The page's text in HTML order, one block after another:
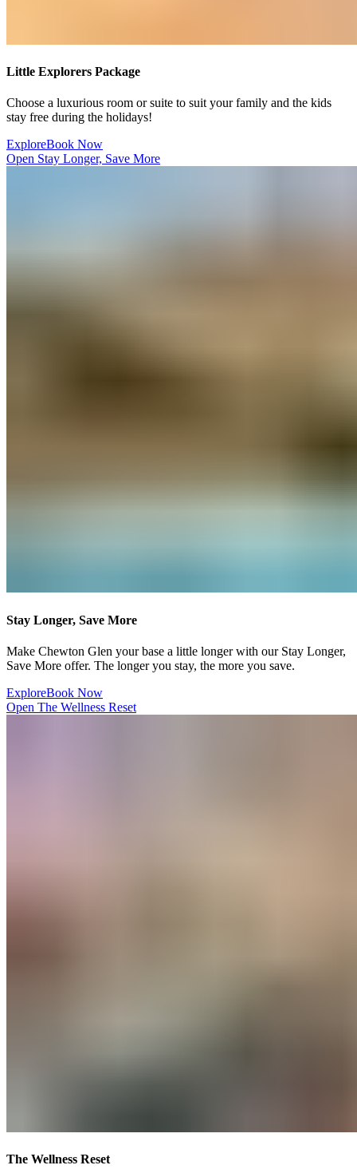
Little Explorers Package​​​​‌ ‍ ​‍​‍‌‍ ‌ ​‍‌‍‍‌‌‍‌ ‌‍‍‌‌‍ ‍​‍​‍​ ‍‍​‍​‍‌ ​ ‌‍​‌‌‍ ‍‌‍‍‌‌ ‌​‌ ‍‌​‍ ‍‌‍‍‌‌‍ ​‍​‍​‍ ​​‍​‍‌‍‍​‌ ​‍‌‍‌‌‌‍‌‍​‍​‍​ ‍‍​‍​‍‌‍‍​‌ ‌​‌ ‌​‌ ​​‌ ​ ​ ‍‍​‍ ​‍ ‌‍ ​​‍ ‌‌‍​‌‌‍ ‍‌‍‌​​‍ ‌‌ ​‍​‍ ‌‌‍‍​‌‍ ‌ ‌​‌‍‌‌‌‍ ​‌ ​ ​‍ ‌‌ ​ ‌ ‌​‌ ‌‌‌‍‌​‌‍‍‌‌‍ ​‍ ‍‌ ‌‍‌‍‌‌‌ ​‍‌‍​ ‌‍‌‌‌‍ ​​‍ ‍‌‍​‌‌ ​​‌ ​​​‍ ‌‍‍‌‌‍ ‍‌ ‌​‌‍‌‌‌‍ ‍‌ ‌​​‍ ‌‍‌‌‌‍‌​‌‍‍‌‌ ‌​​‍ ‌‍ ‌‌‍ ‌‍‌​‌‍‌‌​ ‌‌ ​​‌ ​‍‌‍‌‌‌ ​ ‌‍‌‌‌‍ ‍‌ ‌​‌‍​‌‌ ‌​‌‍‍‌‌‍ ‌‍ ‍​ ‍ ‌‍‍‌‌‍‌​​ ‌​ ‍‌​ ​‌​ ‌‍​ ‌‍​ ‍‌‌‍‌​‌‍​‌​ ​​​‍ ‌​ ‌‍‌‍​ ‌‍​ ‌‍​ ​‍ ‌​ ‌​​ ‍‌​ ‌​​ ‌‍​‍ ‌‌‍​‌​ ​‍​ ‌ ​ ‌​​‍ ‌‌‍​‌‌‍​ ‌‍​‍​ ‍‌‌‍​‍​ ​ ‌‍‌‌‌‍​ ​ ​ ‌‍‌​​ ‌ ‌‍​ ​ ‍ ‌ ‌​‌ ‍‌‌ ​​‌‍‌‌​ ‌‌‍‍​‌‍ ‌ ‌​‌‍‌‌‌‍ ​‌‌​ ‌‍‍‌‌ ‌​‌‍‌‌‌‌​​‌‍​‌‌‍‌ ‌‍‌‌​ ‍ ‌ ​​‌‍​‌‌ ‌​‌‍‍​​ ‌‌ ​​‌‍​‌‌‍‌ ‌‍‌‌‌​​‍‌ ‌‌‌‍‍‌‌‍ ​‌‍‌​‌‍‌‌‌ ​‍​‍‌‌​ ‌‌‌​​‍‌‌ ‌‍‍ ‌‍‌‌‌ ‍‌​‍‌‌​ ​ ‌​‌​​‍‌‌​ ​ ‌​‌​​‍‌‌​ ​‍​ ​‍​ ‍​​ ​ ​ ‍​​ ‌ ​ ‍​​ ​‌​ ‌‍‌‍​ ‌‍‌‌​ ‌​​ ​‍‌‍​‌​‍‌‌​ ​‍​ ​‍​‍‌‌​ ‌‌‌​‌​​‍ ‍‌‍​ ‌‍ ‌‍ ‍‌ ‌​‌‍‌‌‌‍ ‍‌ ‌​​‍‌‌​ ‌‌‌​​‍‌‌ ‌‍‍ ‌‍‌‌‌ ‍‌​‍‌‌​ ​ ‌​‌​​‍‌‌​ ​ ‌​‌​​‍‌‌​ ​‍​ ​‍‌‍‌‍​ ​‍‌‍‌‌​ ​​​ ​​​ ​​​ ‌​‌‍​‍​ ‍​​ ‍‌​ ‌‌​ ​ ​‍‌‌​ ​‍​ ​‍​‍‌‌​ ‌‌‌​‌​​‍ ‍‌ ‌​‌‍‍‌‌ ‌​‌‍ ​‌‍‌‌​ ‌‍​‍‌‍​‌‌ ​ ‌‍‌‌‌‌‌‌‌ ​‍‌‍ ​​ ‌‌‍‍​‌ ‌​‌ ‌​‌ ​​‌ ​ ​‍‌‌​ ​ ‌​​‌​‍‌‌​ ​‍‌​‌‍​‍‌‌​ ​‍‌​‌‍‌‍ ​​‍ ‌‌‍​‌‌‍ ‍‌‍‌​​‍ ‌‌ ​‍​‍ ‌‌‍‍​‌‍ ‌ ‌​‌‍‌‌‌‍ ​‌ ​ ​‍ ‌‌ ​ ‌ ‌​‌ ‌‌‌‍‌​‌‍‍‌‌‍ ​‍ ‍‌ ‌‍‌‍‌‌‌ ​‍‌‍​ ‌‍‌‌‌‍ ​​‍ ‍‌‍​‌‌ ​​‌ ​​​‍‌‍‌‍‍‌‌‍‌​​ ‌​ ‍‌​ ​‌​ ‌‍​ ‌‍​ ‍‌‌‍‌​‌‍​‌​ ​​​‍ ‌​ ‌‍‌‍​ ‌‍​ ‌‍​ ​‍ ‌​ ‌​​ ‍‌​ ‌​​ ‌‍​‍ ‌‌‍​‌​ ​‍​ ‌ ​ ‌​​‍ ‌‌‍​‌‌‍​ ‌‍​‍​ ‍‌‌‍​‍​ ​ ‌‍‌‌‌‍​ ​ ​ ‌‍‌​​ ‌ ‌‍​ ​‍‌‍‌ ‌​‌ ‍‌‌ ​​‌‍‌‌​ ‌‌‍‍​‌‍ ‌ ‌​‌‍‌‌‌‍ ​‌‌​ ‌‍‍‌‌ ‌​‌‍‌‌‌‌​​‌‍​‌‌‍‌ ‌‍‌‌​‍‌‍‌ ​​‌‍​‌‌ ‌​‌‍‍​​ ‌‌ ​​‌‍​‌‌‍‌ ‌‍‌‌‌​​‍‌ ‌‌‌‍‍‌‌‍ ​‌‍‌​‌‍‌‌‌ ​‍​‍‌‌​ ‌‌‌​​‍‌‌ ‌‍‍ ‌‍‌‌‌ ‍‌​‍‌‌​ ​ ‌​‌​​‍‌‌​ ​ ‌​‌​​‍‌‌​ ​‍​ ​‍​ ‍​​ ​ ​ ‍​​ ‌ ​ ‍​​ ​‌​ ‌‍‌‍​ ‌‍‌‌​ ‌​​ ​‍‌‍​‌​‍‌‌​ ​‍​ ​‍​‍‌‌​ ‌‌‌​‌​​‍ ‍‌‍​ ‌‍ ‌‍ ‍‌ ‌​‌‍‌‌‌‍ ‍‌ ‌​​‍‌‌​ ‌‌‌​​‍‌‌ ‌‍‍ ‌‍‌‌‌ ‍‌​‍‌‌​ ​ ‌​‌​​‍‌‌​ ​ ‌​‌​​‍‌‌​ ​‍​ ​‍‌‍‌‍​ ​‍‌‍‌‌​ ​​​ ​​​ ​​​ ‌​‌‍​‍​ ‍​​ ‍‌​ ‌‌​ ​ ​‍‌‌​ ​‍​ ​‍​‍‌‌​ ‌‌‌​‌​​‍ ‍‌ ‌​‌‍‍‌‌ ‌​‌‍ ​‌‍‌‌​‍‌‍‌ ​​‌‍‌‌‌ ​‍‌ ​ ‌ ​​‌‍‌‌‌‍​ ‌ ‌​‌‍‍‌‌ ‌‍‌‍‌‌​ ‌‌ ​​‌ ‌‌‌‍​‍‌‍ ​‌‍‍‌‌ ​ ‌‍‍​‌‍‌‌‌‍‌​​‍​‍‌ ‌
Choose a luxurious room or suite to suit your family and the kids
stay free during the holidays!​​​​‌ ‍ ​‍​‍‌‍ ‌ ​‍‌‍‍‌‌‍‌ ‌‍‍‌‌‍ ‍​‍​‍​ ‍‍​‍​‍‌ ​ ‌‍​‌‌‍ ‍‌‍‍‌‌ ‌​‌ ‍‌​‍ ‍‌‍‍‌‌‍ ​‍​‍​‍ ​​‍​‍‌‍‍​‌ ​‍‌‍‌‌‌‍‌‍​‍​‍​ ‍‍​‍​‍‌‍‍​‌ ‌​‌ ‌​‌ ​​‌ ​ ​ ‍‍​‍ ​‍ ‌‍ ​​‍ ‌‌‍​‌‌‍ ‍‌‍‌​​‍ ‌‌ ​‍​‍ ‌‌‍‍​‌‍ ‌ ‌​‌‍‌‌‌‍ ​‌ ​ ​‍ ‌‌ ​ ‌ ‌​‌ ‌‌‌‍‌​‌‍‍‌‌‍ ​‍ ‍‌ ‌‍‌‍‌‌‌ ​‍‌‍​ ‌‍‌‌‌‍ ​​‍ ‍‌‍​‌‌ ​​‌ ​​​‍ ‌‍‍‌‌‍ ‍‌ ‌​‌‍‌‌‌‍ ‍‌ ‌​​‍ ‌‍‌‌‌‍‌​‌‍‍‌‌ ‌​​‍ ‌‍ ‌‌‍ ‌‍‌​‌‍‌‌​ ‌‌ ​​‌ ​‍‌‍‌‌‌ ​ ‌‍‌‌‌‍ ‍‌ ‌​‌‍​‌‌ ‌​‌‍‍‌‌‍ ‌‍ ‍​ ‍ ‌‍‍‌‌‍‌​​ ‌​ ‍‌​ ​‌​ ‌‍​ ‌‍​ ‍‌‌‍‌​‌‍​‌​ ​​​‍ ‌​ ‌‍‌‍​ ‌‍​ ‌‍​ ​‍ ‌​ ‌​​ ‍‌​ ‌​​ ‌‍​‍ ‌‌‍​‌​ ​‍​ ‌ ​ ‌​​‍ ‌‌‍​‌‌‍​ ‌‍​‍​ ‍‌‌‍​‍​ ​ ‌‍‌‌‌‍​ ​ ​ ‌‍‌​​ ‌ ‌‍​ ​ ‍ ‌ ‌​‌ ‍‌‌ ​​‌‍‌‌​ ‌‌‍‍​‌‍ ‌ ‌​‌‍‌‌‌‍ ​‌‌​ ‌‍‍‌‌ ‌​‌‍‌‌‌‌​​‌‍​‌‌‍‌ ‌‍‌‌​ ‍ ‌ ​​‌‍​‌‌ ‌​‌‍‍​​ ‌‌ ​​‌‍​‌‌‍‌ ‌‍‌‌‌​​‍‌ ‌‌‌‍‍‌‌‍ ​‌‍‌​‌‍‌‌‌ ​‍​‍‌‌​ ‌‌‌​​‍‌‌ ‌‍‍ ‌‍‌‌‌ ‍‌​‍‌‌​ ​ ‌​‌​​‍‌‌​ ​ ‌​‌​​‍‌‌​ ​‍​ ​‍​ ‍​​ ​ ​ ‍​​ ‌ ​ ‍​​ ​‌​ ‌‍‌‍​ ‌‍‌‌​ ‌​​ ​‍‌‍​‌​‍‌‌​ ​‍​ ​‍​‍‌‌​ ‌‌‌​‌​​‍ ‍‌‍​ ‌‍ ‌‍ ‍‌ ‌​‌‍‌‌‌‍ ‍‌ ‌​​‍‌‌​ ‌‌‌​​‍‌‌ ‌‍‍ ‌‍‌‌‌ ‍‌​‍‌‌​ ​ ‌​‌​​‍‌‌​ ​ ‌​‌​​‍‌‌​ ​‍​ ​‍‌‍‌‍​ ​‍‌‍‌‌​ ​​​ ​​​ ​​​ ‌​‌‍​‍​ ‍​​ ‍‌​ ‌‌​ ​ ​‍‌‌​ ​‍​ ​‍​‍‌‌​ ‌‌‌​‌​​‍ ‍‌‍‌‌‌ ‍​‌‍​ ‌‍‌‌‌ ​‍‌ ​​‌ ‌​​ ‌‍​‍‌‍​‌‌ ​ ‌‍‌‌‌‌‌‌‌ ​‍‌‍ ​​ ‌‌‍‍​‌ ‌​‌ ‌​‌ ​​‌ ​ ​‍‌‌​ ​ ‌​​‌​‍‌‌​ ​‍‌​‌‍​‍‌‌​ ​‍‌​‌‍‌‍ ​​‍ ‌‌‍​‌‌‍ ‍‌‍‌​​‍ ‌‌ ​‍​‍ ‌‌‍‍​‌‍ ‌ ‌​‌‍‌‌‌‍ ​‌ ​ ​‍ ‌‌ ​ ‌ ‌​‌ ‌‌‌‍‌​‌‍‍‌‌‍ ​‍ ‍‌ ‌‍‌‍‌‌‌ ​‍‌‍​ ‌‍‌‌‌‍ ​​‍ ‍‌‍​‌‌ ​​‌ ​​​‍‌‍‌‍‍‌‌‍‌​​ ‌​ ‍‌​ ​‌​ ‌‍​ ‌‍​ ‍‌‌‍‌​‌‍​‌​ ​​​‍ ‌​ ‌‍‌‍​ ‌‍​ ‌‍​ ​‍ ‌​ ‌​​ ‍‌​ ‌​​ ‌‍​‍ ‌‌‍​‌​ ​‍​ ‌ ​ ‌​​‍ ‌‌‍​‌‌‍​ ‌‍​‍​ ‍‌‌‍​‍​ ​ ‌‍‌‌‌‍​ ​ ​ ‌‍‌​​ ‌ ‌‍​ ​‍‌‍‌ ‌​‌ ‍‌‌ ​​‌‍‌‌​ ‌‌‍‍​‌‍ ‌ ‌​‌‍‌‌‌‍ ​‌‌​ ‌‍‍‌‌ ‌​‌‍‌‌‌‌​​‌‍​‌‌‍‌ ‌‍‌‌​‍‌‍‌ ​​‌‍​‌‌ ‌​‌‍‍​​ ‌‌ ​​‌‍​‌‌‍‌ ‌‍‌‌‌​​‍‌ ‌‌‌‍‍‌‌‍ ​‌‍‌​‌‍‌‌‌ ​‍​‍‌‌​ ‌‌‌​​‍‌‌ ‌‍‍ ‌‍‌‌‌ ‍‌​‍‌‌​ ​ ‌​‌​​‍‌‌​ ​ ‌​‌​​‍‌‌​ ​‍​ ​‍​ ‍​​ ​ ​ ‍​​ ‌ ​ ‍​​ ​‌​ ‌‍‌‍​ ‌‍‌‌​ ‌​​ ​‍‌‍​‌​‍‌‌​ ​‍​ ​‍​‍‌‌​ ‌‌‌​‌​​‍ ‍‌‍​ ‌‍ ‌‍ ‍‌ ‌​‌‍‌‌‌‍ ‍‌ ‌​​‍‌‌​ ‌‌‌​​‍‌‌ ‌‍‍ ‌‍‌‌‌ ‍‌​‍‌‌​ ​ ‌​‌​​‍‌‌​ ​ ‌​‌​​‍‌‌​ ​‍​ ​‍‌‍‌‍​ ​‍‌‍‌‌​ ​​​ ​​​ ​​​ ‌​‌‍​‍​ ‍​​ ‍‌​ ‌‌​ ​ ​‍‌‌​ ​‍​ ​‍​‍‌‌​ ‌‌‌​‌​​‍ ‍‌‍‌‌‌ ‍​‌‍​ ‌‍‌‌‌ ​‍‌ ​​‌ ‌​​‍‌‍‌ ​​‌‍‌‌‌ ​‍‌ ​ ‌ ​​‌‍‌‌‌‍​ ‌ ‌​‌‍‍‌‌ ‌‍‌‍‌‌​ ‌‌ ​​‌ ‌‌‌‍​‍‌‍ ​‌‍‍‌‌ ​ ‌‍‍​‌‍‌‌‌‍‌​​‍​‍‌ ‌
Explore​​​​‌ ‍ ​‍​‍‌‍ ‌ ​‍‌‍‍‌‌‍‌ ‌‍‍‌‌‍ ‍​‍​‍​ ‍‍​‍​‍‌ ​ ‌‍​‌‌‍ ‍‌‍‍‌‌ ‌​‌ ‍‌​‍ ‍‌‍‍‌‌‍ ​‍​‍​‍ ​​‍​‍‌‍‍​‌ ​‍‌‍‌‌‌‍‌‍​‍​‍​ ‍‍​‍​‍‌‍‍​‌ ‌​‌ ‌​‌ ​​‌ ​ ​ ‍‍​‍ ​‍ ‌‍ ​​‍ ‌‌‍​‌‌‍ ‍‌‍‌​​‍ ‌‌ ​‍​‍ ‌‌‍‍​‌‍ ‌ ‌​‌‍‌‌‌‍ ​‌ ​ ​‍ ‌‌ ​ ‌ ‌​‌ ‌‌‌‍‌​‌‍‍‌‌‍ ​‍ ‍‌ ‌‍‌‍‌‌‌ ​‍‌‍​ ‌‍‌‌‌‍ ​​‍ ‍‌‍​‌‌ ​​‌ ​​​‍ ‌‍‍‌‌‍ ‍‌ ‌​‌‍‌‌‌‍ ‍‌ ‌​​‍ ‌‍‌‌‌‍‌​‌‍‍‌‌ ‌​​‍ ‌‍ ‌‌‍ ‌‍‌​‌‍‌‌​ ‌‌ ​​‌ ​‍‌‍‌‌‌ ​ ‌‍‌‌‌‍ ‍‌ ‌​‌‍​‌‌ ‌​‌‍‍‌‌‍ ‌‍ ‍​ ‍ ‌‍‍‌‌‍‌​​ ‌​ ‍‌​ ​‌​ ‌‍​ ‌‍​ ‍‌‌‍‌​‌‍​‌​ ​​​‍ ‌​ ‌‍‌‍​ ‌‍​ ‌‍​ ​‍ ‌​ ‌​​ ‍‌​ ‌​​ ‌‍​‍ ‌‌‍​‌​ ​‍​ ‌ ​ ‌​​‍ ‌‌‍​‌‌‍​ ‌‍​‍​ ‍‌‌‍​‍​ ​ ‌‍‌‌‌‍​ ​ ​ ‌‍‌​​ ‌ ‌‍​ ​ ‍ ‌ ‌​‌ ‍‌‌ ​​‌‍‌‌​ ‌‌‍‍​‌‍ ‌ ‌​‌‍‌‌‌‍ ​‌‌​ ‌‍‍‌‌ ‌​‌‍‌‌‌‌​​‌‍​‌‌‍‌ ‌‍‌‌​ ‍ ‌ ​​‌‍​‌‌ ‌​‌‍‍​​ ‌‌ ​​‌‍​‌‌‍‌ ‌‍‌‌‌​​‍‌ ‌‌‌‍‍‌‌‍ ​‌‍‌​‌‍‌‌‌ ​‍​‍‌‌​ ‌‌‌​​‍‌‌ ‌‍‍ ‌‍‌‌‌ ‍‌​‍‌‌​ ​ ‌​‌​​‍‌‌​ ​ ‌​‌​​‍‌‌​ ​‍​ ​‍​ ‍​​ ​ ​ ‍​​ ‌ ​ ‍​​ ​‌​ ‌‍‌‍​ ‌‍‌‌​ ‌​​ ​‍‌‍​‌​‍‌‌​ ​‍​ ​‍​‍‌‌​ ‌‌‌​‌​​‍ ‍‌‍​ ‌‍ ‌‍ ‍‌ ‌​‌‍‌‌‌‍ ‍‌ ‌​​‍‌‌​ ‌‌‌​​‍‌‌ ‌‍‍ ‌‍‌‌‌ ‍‌​‍‌‌​ ​ ‌​‌​​‍‌‌​ ​ ‌​‌​​‍‌‌​ ​‍​ ​‍‌‍‌‍​ ​‍‌‍‌‌​ ​​​ ​​​ ​​​ ‌​‌‍​‍​ ‍​​ ‍‌​ ‌‌​ ​ ​‍‌‌​ ​‍​ ​‍​‍‌‌​ ‌‌‌​‌​​‍ ‍‌ ​​‌ ​‍‌‍‍‌‌‍ ‌‌‍​‌‌ ​‍‌ ‍‌‌​​ ‌ ‌​‌‍​‌​‍ ‍‌‍ ​‌‍​‌‌‍​‍‌‍‌‌‌‍ ​​ ‌‍​‍‌‍​‌‌ ​ ‌‍‌‌‌‌‌‌‌ ​‍‌‍ ​​ ‌‌‍‍​‌ ‌​‌ ‌​‌ ​​‌ ​ ​‍‌‌​ ​ ‌​​‌​‍‌‌​ ​‍‌​‌‍​‍‌‌​ ​‍‌​‌‍‌‍ ​​‍ ‌‌‍​‌‌‍ ‍‌‍‌​​‍ ‌‌ ​‍​‍ ‌‌‍‍​‌‍ ‌ ‌​‌‍‌‌‌‍ ​‌ ​ ​‍ ‌‌ ​ ‌ ‌​‌ ‌‌‌‍‌​‌‍‍‌‌‍ ​‍ ‍‌ ‌‍‌‍‌‌‌ ​‍‌‍​ ‌‍‌‌‌‍ ​​‍ ‍‌‍​‌‌ ​​‌ ​​​‍‌‍‌‍‍‌‌‍‌​​ ‌​ ‍‌​ ​‌​ ‌‍​ ‌‍​ ‍‌‌‍‌​‌‍​‌​ ​​​‍ ‌​ ‌‍‌‍​ ‌‍​ ‌‍​ ​‍ ‌​ ‌​​ ‍‌​ ‌​​ ‌‍​‍ ‌‌‍​‌​ ​‍​ ‌ ​ ‌​​‍ ‌‌‍​‌‌‍​ ‌‍​‍​ ‍‌‌‍​‍​ ​ ‌‍‌‌‌‍​ ​ ​ ‌‍‌​​ ‌ ‌‍​ ​‍‌‍‌ ‌​‌ ‍‌‌ ​​‌‍‌‌​ ‌‌‍‍​‌‍ ‌ ‌​‌‍‌‌‌‍ ​‌‌​ ‌‍‍‌‌ ‌​‌‍‌‌‌‌​​‌‍​‌‌‍‌ ‌‍‌‌​‍‌‍‌ ​​‌‍​‌‌ ‌​‌‍‍​​ ‌‌ ​​‌‍​‌‌‍‌ ‌‍‌‌‌​​‍‌ ‌‌‌‍‍‌‌‍ ​‌‍‌​‌‍‌‌‌ ​‍​‍‌‌​ ‌‌‌​​‍‌‌ ‌‍‍ ‌‍‌‌‌ ‍‌​‍‌‌​ ​ ‌​‌​​‍‌‌​ ​ ‌​‌​​‍‌‌​ ​‍​ ​‍​ ‍​​ ​ ​ ‍​​ ‌ ​ ‍​​ ​‌​ ‌‍‌‍​ ‌‍‌‌​ ‌​​ ​‍‌‍​‌​‍‌‌​ ​‍​ ​‍​‍‌‌​ ‌‌‌​‌​​‍ ‍‌‍​ ‌‍ ‌‍ ‍‌ ‌​‌‍‌‌‌‍ ‍‌ ‌​​‍‌‌​ ‌‌‌​​‍‌‌ ‌‍‍ ‌‍‌‌‌ ‍‌​‍‌‌​ ​ ‌​‌​​‍‌‌​ ​ ‌​‌​​‍‌‌​ ​‍​ ​‍‌‍‌‍​ ​‍‌‍‌‌​ ​​​ ​​​ ​​​ ‌​‌‍​‍​ ‍​​ ‍‌​ ‌‌​ ​ ​‍‌‌​ ​‍​ ​‍​‍‌‌​ ‌‌‌​‌​​‍ ‍‌ ​​‌ ​‍‌‍‍‌‌‍ ‌‌‍​‌‌ ​‍‌ ‍‌‌​​ ‌ ‌​‌‍​‌​‍ ‍‌‍ ​‌‍​‌‌‍​‍‌‍‌‌‌‍ ​​‍‌‍‌ ​​‌‍‌‌‌ ​‍‌ ​ ‌ ​​‌‍‌‌‌‍​ ‌ ‌​‌‍‍‌‌ ‌‍‌‍‌‌​ ‌‌ ​​‌ ‌‌‌‍​‍‌‍ ​‌‍‍‌‌ ​ ‌‍‍​‌‍‌‌‌‍‌​​‍​‍‌ ‌Book Now​​​​‌ ‍ ​‍​‍‌‍ ‌ ​‍‌‍‍‌‌‍‌ ‌‍‍‌‌‍ ‍​‍​‍​ ‍‍​‍​‍‌ ​ ‌‍​‌‌‍ ‍‌‍‍‌‌ ‌​‌ ‍‌​‍ ‍‌‍‍‌‌‍ ​‍​‍​‍ ​​‍​‍‌‍‍​‌ ​‍‌‍‌‌‌‍‌‍​‍​‍​ ‍‍​‍​‍‌‍‍​‌ ‌​‌ ‌​‌ ​​‌ ​ ​ ‍‍​‍ ​‍ ‌‍ ​​‍ ‌‌‍​‌‌‍ ‍‌‍‌​​‍ ‌‌ ​‍​‍ ‌‌‍‍​‌‍ ‌ ‌​‌‍‌‌‌‍ ​‌ ​ ​‍ ‌‌ ​ ‌ ‌​‌ ‌‌‌‍‌​‌‍‍‌‌‍ ​‍ ‍‌ ‌‍‌‍‌‌‌ ​‍‌‍​ ‌‍‌‌‌‍ ​​‍ ‍‌‍​‌‌ ​​‌ ​​​‍ ‌‍‍‌‌‍ ‍‌ ‌​‌‍‌‌‌‍ ‍‌ ‌​​‍ ‌‍‌‌‌‍‌​‌‍‍‌‌ ‌​​‍ ‌‍ ‌‌‍ ‌‍‌​‌‍‌‌​ ‌‌ ​​‌ ​‍‌‍‌‌‌ ​ ‌‍‌‌‌‍ ‍‌ ‌​‌‍​‌‌ ‌​‌‍‍‌‌‍ ‌‍ ‍​ ‍ ‌‍‍‌‌‍‌​​ ‌​ ‍‌​ ​‌​ ‌‍​ ‌‍​ ‍‌‌‍‌​‌‍​‌​ ​​​‍ ‌​ ‌‍‌‍​ ‌‍​ ‌‍​ ​‍ ‌​ ‌​​ ‍‌​ ‌​​ ‌‍​‍ ‌‌‍​‌​ ​‍​ ‌ ​ ‌​​‍ ‌‌‍​‌‌‍​ ‌‍​‍​ ‍‌‌‍​‍​ ​ ‌‍‌‌‌‍​ ​ ​ ‌‍‌​​ ‌ ‌‍​ ​ ‍ ‌ ‌​‌ ‍‌‌ ​​‌‍‌‌​ ‌‌‍‍​‌‍ ‌ ‌​‌‍‌‌‌‍ ​‌‌​ ‌‍‍‌‌ ‌​‌‍‌‌‌‌​​‌‍​‌‌‍‌ ‌‍‌‌​ ‍ ‌ ​​‌‍​‌‌ ‌​‌‍‍​​ ‌‌ ​​‌‍​‌‌‍‌ ‌‍‌‌‌​​‍‌ ‌‌‌‍‍‌‌‍ ​‌‍‌​‌‍‌‌‌ ​‍​‍‌‌​ ‌‌‌​​‍‌‌ ‌‍‍ ‌‍‌‌‌ ‍‌​‍‌‌​ ​ ‌​‌​​‍‌‌​ ​ ‌​‌​​‍‌‌​ ​‍​ ​‍​ ‍​​ ​ ​ ‍​​ ‌ ​ ‍​​ ​‌​ ‌‍‌‍​ ‌‍‌‌​ ‌​​ ​‍‌‍​‌​‍‌‌​ ​‍​ ​‍​‍‌‌​ ‌‌‌​‌​​‍ ‍‌‍​ ‌‍ ‌‍ ‍‌ ‌​‌‍‌‌‌‍ ‍‌ ‌​​‍‌‌​ ‌‌‌​​‍‌‌ ‌‍‍ ‌‍‌‌‌ ‍‌​‍‌‌​ ​ ‌​‌​​‍‌‌​ ​ ‌​‌​​‍‌‌​ ​‍​ ​‍‌‍‌‍​ ​‍‌‍‌‌​ ​​​ ​​​ ​​​ ‌​‌‍​‍​ ‍​​ ‍‌​ ‌‌​ ​ ​‍‌‌​ ​‍​ ​‍​‍‌‌​ ‌‌‌​‌​​‍ ‍‌ ​ ‌‍‌‌‌‍​ ‌‍ ‌‍ ‍‌‍‌​‌‍​‌‌ ​‍‌ ‍‌‌​​ ‌ ‌​‌‍​‌​‍ ‍‌‍ ​‌‍​‌‌‍​‍‌‍‌‌‌‍ ​​ ‌‍​‍‌‍​‌‌ ​ ‌‍‌‌‌‌‌‌‌ ​‍‌‍ ​​ ‌‌‍‍​‌ ‌​‌ ‌​‌ ​​‌ ​ ​‍‌‌​ ​ ‌​​‌​‍‌‌​ ​‍‌​‌‍​‍‌‌​ ​‍‌​‌‍‌‍ ​​‍ ‌‌‍​‌‌‍ ‍‌‍‌​​‍ ‌‌ ​‍​‍ ‌‌‍‍​‌‍ ‌ ‌​‌‍‌‌‌‍ ​‌ ​ ​‍ ‌‌ ​ ‌ ‌​‌ ‌‌‌‍‌​‌‍‍‌‌‍ ​‍ ‍‌ ‌‍‌‍‌‌‌ ​‍‌‍​ ‌‍‌‌‌‍ ​​‍ ‍‌‍​‌‌ ​​‌ ​​​‍‌‍‌‍‍‌‌‍‌​​ ‌​ ‍‌​ ​‌​ ‌‍​ ‌‍​ ‍‌‌‍‌​‌‍​‌​ ​​​‍ ‌​ ‌‍‌‍​ ‌‍​ ‌‍​ ​‍ ‌​ ‌​​ ‍‌​ ‌​​ ‌‍​‍ ‌‌‍​‌​ ​‍​ ‌ ​ ‌​​‍ ‌‌‍​‌‌‍​ ‌‍​‍​ ‍‌‌‍​‍​ ​ ‌‍‌‌‌‍​ ​ ​ ‌‍‌​​ ‌ ‌‍​ ​‍‌‍‌ ‌​‌ ‍‌‌ ​​‌‍‌‌​ ‌‌‍‍​‌‍ ‌ ‌​‌‍‌‌‌‍ ​‌‌​ ‌‍‍‌‌ ‌​‌‍‌‌‌‌​​‌‍​‌‌‍‌ ‌‍‌‌​‍‌‍‌ ​​‌‍​‌‌ ‌​‌‍‍​​ ‌‌ ​​‌‍​‌‌‍‌ ‌‍‌‌‌​​‍‌ ‌‌‌‍‍‌‌‍ ​‌‍‌​‌‍‌‌‌ ​‍​‍‌‌​ ‌‌‌​​‍‌‌ ‌‍‍ ‌‍‌‌‌ ‍‌​‍‌‌​ ​ ‌​‌​​‍‌‌​ ​ ‌​‌​​‍‌‌​ ​‍​ ​‍​ ‍​​ ​ ​ ‍​​ ‌ ​ ‍​​ ​‌​ ‌‍‌‍​ ‌‍‌‌​ ‌​​ ​‍‌‍​‌​‍‌‌​ ​‍​ ​‍​‍‌‌​ ‌‌‌​‌​​‍ ‍‌‍​ ‌‍ ‌‍ ‍‌ ‌​‌‍‌‌‌‍ ‍‌ ‌​​‍‌‌​ ‌‌‌​​‍‌‌ ‌‍‍ ‌‍‌‌‌ ‍‌​‍‌‌​ ​ ‌​‌​​‍‌‌​ ​ ‌​‌​​‍‌‌​ ​‍​ ​‍‌‍‌‍​ ​‍‌‍‌‌​ ​​​ ​​​ ​​​ ‌​‌‍​‍​ ‍​​ ‍‌​ ‌‌​ ​ ​‍‌‌​ ​‍​ ​‍​‍‌‌​ ‌‌‌​‌​​‍ ‍‌ ​ ‌‍‌‌‌‍​ ‌‍ ‌‍ ‍‌‍‌​‌‍​‌‌ ​‍‌ ‍‌‌​​ ‌ ‌​‌‍​‌​‍ ‍‌‍ ​‌‍​‌‌‍​‍‌‍‌‌‌‍ ​​‍‌‍‌ ​​‌‍‌‌‌ ​‍‌ ​ ‌ ​​‌‍‌‌‌‍​ ‌ ‌​‌‍‍‌‌ ‌‍‌‍‌‌​ ‌‌ ​​‌ ‌‌‌‍​‍‌‍ ​‌‍‍‌‌ ​ ‌‍‍​‌‍‌‌‌‍‌​​‍​‍‌ ‌
Open Stay Longer, Save More​​​​‌ ‍ ​‍​‍‌‍ ‌ ​‍‌‍‍‌‌‍‌ ‌‍‍‌‌‍ ‍​‍​‍​ ‍‍​‍​‍‌ ​ ‌‍​‌‌‍ ‍‌‍‍‌‌ ‌​‌ ‍‌​‍ ‍‌‍‍‌‌‍ ​‍​‍​‍ ​​‍​‍‌‍‍​‌ ​‍‌‍‌‌‌‍‌‍​‍​‍​ ‍‍​‍​‍‌‍‍​‌ ‌​‌ ‌​‌ ​​‌ ​ ​ ‍‍​‍ ​‍ ‌‍ ​​‍ ‌‌‍​‌‌‍ ‍‌‍‌​​‍ ‌‌ ​‍​‍ ‌‌‍‍​‌‍ ‌ ‌​‌‍‌‌‌‍ ​‌ ​ ​‍ ‌‌ ​ ‌ ‌​‌ ‌‌‌‍‌​‌‍‍‌‌‍ ​‍ ‍‌ ‌‍‌‍‌‌‌ ​‍‌‍​ ‌‍‌‌‌‍ ​​‍ ‍‌‍​‌‌ ​​‌ ​​​‍ ‌‍‍‌‌‍ ‍‌ ‌​‌‍‌‌‌‍ ‍‌ ‌​​‍ ‌‍‌‌‌‍‌​‌‍‍‌‌ ‌​​‍ ‌‍ ‌‌‍ ‌‍‌​‌‍‌‌​ ‌‌ ​​‌ ​‍‌‍‌‌‌ ​ ‌‍‌‌‌‍ ‍‌ ‌​‌‍​‌‌ ‌​‌‍‍‌‌‍ ‌‍ ‍​ ‍ ‌‍‍‌‌‍‌​​ ‌​ ‍‌​ ​‌​ ‌‍​ ‌‍​ ‍‌‌‍‌​‌‍​‌​ ​​​‍ ‌​ ‌‍‌‍​ ‌‍​ ‌‍​ ​‍ ‌​ ‌​​ ‍‌​ ‌​​ ‌‍​‍ ‌‌‍​‌​ ​‍​ ‌ ​ ‌​​‍ ‌‌‍​‌‌‍​ ‌‍​‍​ ‍‌‌‍​‍​ ​ ‌‍‌‌‌‍​ ​ ​ ‌‍‌​​ ‌ ‌‍​ ​ ‍ ‌ ‌​‌ ‍‌‌ ​​‌‍‌‌​ ‌‌‍‍​‌‍ ‌ ‌​‌‍‌‌‌‍ ​‌‌​ ‌‍‍‌‌ ‌​‌‍‌‌‌‌​​‌‍​‌‌‍‌ ‌‍‌‌​ ‍ ‌ ​​‌‍​‌‌ ‌​‌‍‍​​ ‌‌ ​​‌‍​‌‌‍‌ ‌‍‌‌‌​​‍‌ ‌‌‌‍‍‌‌‍ ​‌‍‌​‌‍‌‌‌ ​‍​‍‌‌​ ‌‌‌​​‍‌‌ ‌‍‍ ‌‍‌‌‌ ‍‌​‍‌‌​ ​ ‌​‌​​‍‌‌​ ​ ‌​‌​​‍‌‌​ ​‍​ ​‍​ ‍​​ ​ ​ ‍​​ ‌ ​ ‍​​ ​‌​ ‌‍‌‍​ ‌‍‌‌​ ‌​​ ​‍‌‍​‌​‍‌‌​ ​‍​ ​‍​‍‌‌​ ‌‌‌​‌​​‍ ‍‌‍​ ‌‍ ‌‍ ‍‌ ‌​‌‍‌‌‌‍ ‍‌ ‌​​‍‌‌​ ‌‌‌​​‍‌‌ ‌‍‍ ‌‍‌‌‌ ‍‌​‍‌‌​ ​ ‌​‌​​‍‌‌​ ​ ‌​‌​​‍‌‌​ ​‍​ ​‍‌‍‌‍​ ‌ ​ ‌‍‌‍​ ​ ‍​‌‍‌‌‌‍‌​​ ‌​​ ​ ​ ‌​​ ‍‌​ ‍​​‍‌‌​ ​‍​ ​‍​‍‌‌​ ‌‌‌​‌​​‍ ‍‌ ‌​‌‍‍‌‌ ‌​‌‍ ​‌‍‌‌​ ‌‍​‍‌‍​‌‌ ​ ‌‍‌‌‌‌‌‌‌ ​‍‌‍ ​​ ‌‌‍‍​‌ ‌​‌ ‌​‌ ​​‌ ​ ​‍‌‌​ ​ ‌​​‌​‍‌‌​ ​‍‌​‌‍​‍‌‌​ ​‍‌​‌‍‌‍ ​​‍ ‌‌‍​‌‌‍ ‍‌‍‌​​‍ ‌‌ ​‍​‍ ‌‌‍‍​‌‍ ‌ ‌​‌‍‌‌‌‍ ​‌ ​ ​‍ ‌‌ ​ ‌ ‌​‌ ‌‌‌‍‌​‌‍‍‌‌‍ ​‍ ‍‌ ‌‍‌‍‌‌‌ ​‍‌‍​ ‌‍‌‌‌‍ ​​‍ ‍‌‍​‌‌ ​​‌ ​​​‍‌‍‌‍‍‌‌‍‌​​ ‌​ ‍‌​ ​‌​ ‌‍​ ‌‍​ ‍‌‌‍‌​‌‍​‌​ ​​​‍ ‌​ ‌‍‌‍​ ‌‍​ ‌‍​ ​‍ ‌​ ‌​​ ‍‌​ ‌​​ ‌‍​‍ ‌‌‍​‌​ ​‍​ ‌ ​ ‌​​‍ ‌‌‍​‌‌‍​ ‌‍​‍​ ‍‌‌‍​‍​ ​ ‌‍‌‌‌‍​ ​ ​ ‌‍‌​​ ‌ ‌‍​ ​‍‌‍‌ ‌​‌ ‍‌‌ ​​‌‍‌‌​ ‌‌‍‍​‌‍ ‌ ‌​‌‍‌‌‌‍ ​‌‌​ ‌‍‍‌‌ ‌​‌‍‌‌‌‌​​‌‍​‌‌‍‌ ‌‍‌‌​‍‌‍‌ ​​‌‍​‌‌ ‌​‌‍‍​​ ‌‌ ​​‌‍​‌‌‍‌ ‌‍‌‌‌​​‍‌ ‌‌‌‍‍‌‌‍ ​‌‍‌​‌‍‌‌‌ ​‍​‍‌‌​ ‌‌‌​​‍‌‌ ‌‍‍ ‌‍‌‌‌ ‍‌​‍‌‌​ ​ ‌​‌​​‍‌‌​ ​ ‌​‌​​‍‌‌​ ​‍​ ​‍​ ‍​​ ​ ​ ‍​​ ‌ ​ ‍​​ ​‌​ ‌‍‌‍​ ‌‍‌‌​ ‌​​ ​‍‌‍​‌​‍‌‌​ ​‍​ ​‍​‍‌‌​ ‌‌‌​‌​​‍ ‍‌‍​ ‌‍ ‌‍ ‍‌ ‌​‌‍‌‌‌‍ ‍‌ ‌​​‍‌‌​ ‌‌‌​​‍‌‌ ‌‍‍ ‌‍‌‌‌ ‍‌​‍‌‌​ ​ ‌​‌​​‍‌‌​ ​ ‌​‌​​‍‌‌​ ​‍​ ​‍‌‍‌‍​ ‌ ​ ‌‍‌‍​ ​ ‍​‌‍‌‌‌‍‌​​ ‌​​ ​ ​ ‌​​ ‍‌​ ‍​​‍‌‌​ ​‍​ ​‍​‍‌‌​ ‌‌‌​‌​​‍ ‍‌ ‌​‌‍‍‌‌ ‌​‌‍ ​‌‍‌‌​‍‌‍‌ ​​‌‍‌‌‌ ​‍‌ ​ ‌ ​​‌‍‌‌‌‍​ ‌ ‌​‌‍‍‌‌ ‌‍‌‍‌‌​ ‌‌ ​​‌ ‌‌‌‍​‍‌‍ ​‌‍‍‌‌ ​ ‌‍‍​‌‍‌‌‌‍‌​​‍​‍‌ ‌
Stay Longer, Save More​​​​‌ ‍ ​‍​‍‌‍ ‌ ​‍‌‍‍‌‌‍‌ ‌‍‍‌‌‍ ‍​‍​‍​ ‍‍​‍​‍‌ ​ ‌‍​‌‌‍ ‍‌‍‍‌‌ ‌​‌ ‍‌​‍ ‍‌‍‍‌‌‍ ​‍​‍​‍ ​​‍​‍‌‍‍​‌ ​‍‌‍‌‌‌‍‌‍​‍​‍​ ‍‍​‍​‍‌‍‍​‌ ‌​‌ ‌​‌ ​​‌ ​ ​ ‍‍​‍ ​‍ ‌‍ ​​‍ ‌‌‍​‌‌‍ ‍‌‍‌​​‍ ‌‌ ​‍​‍ ‌‌‍‍​‌‍ ‌ ‌​‌‍‌‌‌‍ ​‌ ​ ​‍ ‌‌ ​ ‌ ‌​‌ ‌‌‌‍‌​‌‍‍‌‌‍ ​‍ ‍‌ ‌‍‌‍‌‌‌ ​‍‌‍​ ‌‍‌‌‌‍ ​​‍ ‍‌‍​‌‌ ​​‌ ​​​‍ ‌‍‍‌‌‍ ‍‌ ‌​‌‍‌‌‌‍ ‍‌ ‌​​‍ ‌‍‌‌‌‍‌​‌‍‍‌‌ ‌​​‍ ‌‍ ‌‌‍ ‌‍‌​‌‍‌‌​ ‌‌ ​​‌ ​‍‌‍‌‌‌ ​ ‌‍‌‌‌‍ ‍‌ ‌​‌‍​‌‌ ‌​‌‍‍‌‌‍ ‌‍ ‍​ ‍ ‌‍‍‌‌‍‌​​ ‌​ ‍‌​ ​‌​ ‌‍​ ‌‍​ ‍‌‌‍‌​‌‍​‌​ ​​​‍ ‌​ ‌‍‌‍​ ‌‍​ ‌‍​ ​‍ ‌​ ‌​​ ‍‌​ ‌​​ ‌‍​‍ ‌‌‍​‌​ ​‍​ ‌ ​ ‌​​‍ ‌‌‍​‌‌‍​ ‌‍​‍​ ‍‌‌‍​‍​ ​ ‌‍‌‌‌‍​ ​ ​ ‌‍‌​​ ‌ ‌‍​ ​ ‍ ‌ ‌​‌ ‍‌‌ ​​‌‍‌‌​ ‌‌‍‍​‌‍ ‌ ‌​‌‍‌‌‌‍ ​‌‌​ ‌‍‍‌‌ ‌​‌‍‌‌‌‌​​‌‍​‌‌‍‌ ‌‍‌‌​ ‍ ‌ ​​‌‍​‌‌ ‌​‌‍‍​​ ‌‌ ​​‌‍​‌‌‍‌ ‌‍‌‌‌​​‍‌ ‌‌‌‍‍‌‌‍ ​‌‍‌​‌‍‌‌‌ ​‍​‍‌‌​ ‌‌‌​​‍‌‌ ‌‍‍ ‌‍‌‌‌ ‍‌​‍‌‌​ ​ ‌​‌​​‍‌‌​ ​ ‌​‌​​‍‌‌​ ​‍​ ​‍​ ‍​​ ​ ​ ‍​​ ‌ ​ ‍​​ ​‌​ ‌‍‌‍​ ‌‍‌‌​ ‌​​ ​‍‌‍​‌​‍‌‌​ ​‍​ ​‍​‍‌‌​ ‌‌‌​‌​​‍ ‍‌‍​ ‌‍ ‌‍ ‍‌ ‌​‌‍‌‌‌‍ ‍‌ ‌​​‍‌‌​ ‌‌‌​​‍‌‌ ‌‍‍ ‌‍‌‌‌ ‍‌​‍‌‌​ ​ ‌​‌​​‍‌‌​ ​ ‌​‌​​‍‌‌​ ​‍​ ​‍‌‍‌‍​ ‌ ​ ‌‍‌‍​ ​ ‍​‌‍‌‌‌‍‌​​ ‌​​ ​ ​ ‌​​ ‍‌​ ‍​​‍‌‌​ ​‍​ ​‍​‍‌‌​ ‌‌‌​‌​​‍ ‍‌ ‌​‌‍‍‌‌ ‌​‌‍ ​‌‍‌‌​ ‌‍​‍‌‍​‌‌ ​ ‌‍‌‌‌‌‌‌‌ ​‍‌‍ ​​ ‌‌‍‍​‌ ‌​‌ ‌​‌ ​​‌ ​ ​‍‌‌​ ​ ‌​​‌​‍‌‌​ ​‍‌​‌‍​‍‌‌​ ​‍‌​‌‍‌‍ ​​‍ ‌‌‍​‌‌‍ ‍‌‍‌​​‍ ‌‌ ​‍​‍ ‌‌‍‍​‌‍ ‌ ‌​‌‍‌‌‌‍ ​‌ ​ ​‍ ‌‌ ​ ‌ ‌​‌ ‌‌‌‍‌​‌‍‍‌‌‍ ​‍ ‍‌ ‌‍‌‍‌‌‌ ​‍‌‍​ ‌‍‌‌‌‍ ​​‍ ‍‌‍​‌‌ ​​‌ ​​​‍‌‍‌‍‍‌‌‍‌​​ ‌​ ‍‌​ ​‌​ ‌‍​ ‌‍​ ‍‌‌‍‌​‌‍​‌​ ​​​‍ ‌​ ‌‍‌‍​ ‌‍​ ‌‍​ ​‍ ‌​ ‌​​ ‍‌​ ‌​​ ‌‍​‍ ‌‌‍​‌​ ​‍​ ‌ ​ ‌​​‍ ‌‌‍​‌‌‍​ ‌‍​‍​ ‍‌‌‍​‍​ ​ ‌‍‌‌‌‍​ ​ ​ ‌‍‌​​ ‌ ‌‍​ ​‍‌‍‌ ‌​‌ ‍‌‌ ​​‌‍‌‌​ ‌‌‍‍​‌‍ ‌ ‌​‌‍‌‌‌‍ ​‌‌​ ‌‍‍‌‌ ‌​‌‍‌‌‌‌​​‌‍​‌‌‍‌ ‌‍‌‌​‍‌‍‌ ​​‌‍​‌‌ ‌​‌‍‍​​ ‌‌ ​​‌‍​‌‌‍‌ ‌‍‌‌‌​​‍‌ ‌‌‌‍‍‌‌‍ ​‌‍‌​‌‍‌‌‌ ​‍​‍‌‌​ ‌‌‌​​‍‌‌ ‌‍‍ ‌‍‌‌‌ ‍‌​‍‌‌​ ​ ‌​‌​​‍‌‌​ ​ ‌​‌​​‍‌‌​ ​‍​ ​‍​ ‍​​ ​ ​ ‍​​ ‌ ​ ‍​​ ​‌​ ‌‍‌‍​ ‌‍‌‌​ ‌​​ ​‍‌‍​‌​‍‌‌​ ​‍​ ​‍​‍‌‌​ ‌‌‌​‌​​‍ ‍‌‍​ ‌‍ ‌‍ ‍‌ ‌​‌‍‌‌‌‍ ‍‌ ‌​​‍‌‌​ ‌‌‌​​‍‌‌ ‌‍‍ ‌‍‌‌‌ ‍‌​‍‌‌​ ​ ‌​‌​​‍‌‌​ ​ ‌​‌​​‍‌‌​ ​‍​ ​‍‌‍‌‍​ ‌ ​ ‌‍‌‍​ ​ ‍​‌‍‌‌‌‍‌​​ ‌​​ ​ ​ ‌​​ ‍‌​ ‍​​‍‌‌​ ​‍​ ​‍​‍‌‌​ ‌‌‌​‌​​‍ ‍‌ ‌​‌‍‍‌‌ ‌​‌‍ ​‌‍‌‌​‍‌‍‌ ​​‌‍‌‌‌ ​‍‌ ​ ‌ ​​‌‍‌‌‌‍​ ‌ ‌​‌‍‍‌‌ ‌‍‌‍‌‌​ ‌‌ ​​‌ ‌‌‌‍​‍‌‍ ​‌‍‍‌‌ ​ ‌‍‍​‌‍‌‌‌‍‌​​‍​‍‌ ‌
Make Chewton Glen your base a little longer with our Stay Longer,
Save More offer. The longer you stay, the more you save.​​​​‌ ‍ ​‍​‍‌‍ ‌ ​‍‌‍‍‌‌‍‌ ‌‍‍‌‌‍ ‍​‍​‍​ ‍‍​‍​‍‌ ​ ‌‍​‌‌‍ ‍‌‍‍‌‌ ‌​‌ ‍‌​‍ ‍‌‍‍‌‌‍ ​‍​‍​‍ ​​‍​‍‌‍‍​‌ ​‍‌‍‌‌‌‍‌‍​‍​‍​ ‍‍​‍​‍‌‍‍​‌ ‌​‌ ‌​‌ ​​‌ ​ ​ ‍‍​‍ ​‍ ‌‍ ​​‍ ‌‌‍​‌‌‍ ‍‌‍‌​​‍ ‌‌ ​‍​‍ ‌‌‍‍​‌‍ ‌ ‌​‌‍‌‌‌‍ ​‌ ​ ​‍ ‌‌ ​ ‌ ‌​‌ ‌‌‌‍‌​‌‍‍‌‌‍ ​‍ ‍‌ ‌‍‌‍‌‌‌ ​‍‌‍​ ‌‍‌‌‌‍ ​​‍ ‍‌‍​‌‌ ​​‌ ​​​‍ ‌‍‍‌‌‍ ‍‌ ‌​‌‍‌‌‌‍ ‍‌ ‌​​‍ ‌‍‌‌‌‍‌​‌‍‍‌‌ ‌​​‍ ‌‍ ‌‌‍ ‌‍‌​‌‍‌‌​ ‌‌ ​​‌ ​‍‌‍‌‌‌ ​ ‌‍‌‌‌‍ ‍‌ ‌​‌‍​‌‌ ‌​‌‍‍‌‌‍ ‌‍ ‍​ ‍ ‌‍‍‌‌‍‌​​ ‌​ ‍‌​ ​‌​ ‌‍​ ‌‍​ ‍‌‌‍‌​‌‍​‌​ ​​​‍ ‌​ ‌‍‌‍​ ‌‍​ ‌‍​ ​‍ ‌​ ‌​​ ‍‌​ ‌​​ ‌‍​‍ ‌‌‍​‌​ ​‍​ ‌ ​ ‌​​‍ ‌‌‍​‌‌‍​ ‌‍​‍​ ‍‌‌‍​‍​ ​ ‌‍‌‌‌‍​ ​ ​ ‌‍‌​​ ‌ ‌‍​ ​ ‍ ‌ ‌​‌ ‍‌‌ ​​‌‍‌‌​ ‌‌‍‍​‌‍ ‌ ‌​‌‍‌‌‌‍ ​‌‌​ ‌‍‍‌‌ ‌​‌‍‌‌‌‌​​‌‍​‌‌‍‌ ‌‍‌‌​ ‍ ‌ ​​‌‍​‌‌ ‌​‌‍‍​​ ‌‌ ​​‌‍​‌‌‍‌ ‌‍‌‌‌​​‍‌ ‌‌‌‍‍‌‌‍ ​‌‍‌​‌‍‌‌‌ ​‍​‍‌‌​ ‌‌‌​​‍‌‌ ‌‍‍ ‌‍‌‌‌ ‍‌​‍‌‌​ ​ ‌​‌​​‍‌‌​ ​ ‌​‌​​‍‌‌​ ​‍​ ​‍​ ‍​​ ​ ​ ‍​​ ‌ ​ ‍​​ ​‌​ ‌‍‌‍​ ‌‍‌‌​ ‌​​ ​‍‌‍​‌​‍‌‌​ ​‍​ ​‍​‍‌‌​ ‌‌‌​‌​​‍ ‍‌‍​ ‌‍ ‌‍ ‍‌ ‌​‌‍‌‌‌‍ ‍‌ ‌​​‍‌‌​ ‌‌‌​​‍‌‌ ‌‍‍ ‌‍‌‌‌ ‍‌​‍‌‌​ ​ ‌​‌​​‍‌‌​ ​ ‌​‌​​‍‌‌​ ​‍​ ​‍‌‍‌‍​ ‌ ​ ‌‍‌‍​ ​ ‍​‌‍‌‌‌‍‌​​ ‌​​ ​ ​ ‌​​ ‍‌​ ‍​​‍‌‌​ ​‍​ ​‍​‍‌‌​ ‌‌‌​‌​​‍ ‍‌‍‌‌‌ ‍​‌‍​ ‌‍‌‌‌ ​‍‌ ​​‌ ‌​​ ‌‍​‍‌‍​‌‌ ​ ‌‍‌‌‌‌‌‌‌ ​‍‌‍ ​​ ‌‌‍‍​‌ ‌​‌ ‌​‌ ​​‌ ​ ​‍‌‌​ ​ ‌​​‌​‍‌‌​ ​‍‌​‌‍​‍‌‌​ ​‍‌​‌‍‌‍ ​​‍ ‌‌‍​‌‌‍ ‍‌‍‌​​‍ ‌‌ ​‍​‍ ‌‌‍‍​‌‍ ‌ ‌​‌‍‌‌‌‍ ​‌ ​ ​‍ ‌‌ ​ ‌ ‌​‌ ‌‌‌‍‌​‌‍‍‌‌‍ ​‍ ‍‌ ‌‍‌‍‌‌‌ ​‍‌‍​ ‌‍‌‌‌‍ ​​‍ ‍‌‍​‌‌ ​​‌ ​​​‍‌‍‌‍‍‌‌‍‌​​ ‌​ ‍‌​ ​‌​ ‌‍​ ‌‍​ ‍‌‌‍‌​‌‍​‌​ ​​​‍ ‌​ ‌‍‌‍​ ‌‍​ ‌‍​ ​‍ ‌​ ‌​​ ‍‌​ ‌​​ ‌‍​‍ ‌‌‍​‌​ ​‍​ ‌ ​ ‌​​‍ ‌‌‍​‌‌‍​ ‌‍​‍​ ‍‌‌‍​‍​ ​ ‌‍‌‌‌‍​ ​ ​ ‌‍‌​​ ‌ ‌‍​ ​‍‌‍‌ ‌​‌ ‍‌‌ ​​‌‍‌‌​ ‌‌‍‍​‌‍ ‌ ‌​‌‍‌‌‌‍ ​‌‌​ ‌‍‍‌‌ ‌​‌‍‌‌‌‌​​‌‍​‌‌‍‌ ‌‍‌‌​‍‌‍‌ ​​‌‍​‌‌ ‌​‌‍‍​​ ‌‌ ​​‌‍​‌‌‍‌ ‌‍‌‌‌​​‍‌ ‌‌‌‍‍‌‌‍ ​‌‍‌​‌‍‌‌‌ ​‍​‍‌‌​ ‌‌‌​​‍‌‌ ‌‍‍ ‌‍‌‌‌ ‍‌​‍‌‌​ ​ ‌​‌​​‍‌‌​ ​ ‌​‌​​‍‌‌​ ​‍​ ​‍​ ‍​​ ​ ​ ‍​​ ‌ ​ ‍​​ ​‌​ ‌‍‌‍​ ‌‍‌‌​ ‌​​ ​‍‌‍​‌​‍‌‌​ ​‍​ ​‍​‍‌‌​ ‌‌‌​‌​​‍ ‍‌‍​ ‌‍ ‌‍ ‍‌ ‌​‌‍‌‌‌‍ ‍‌ ‌​​‍‌‌​ ‌‌‌​​‍‌‌ ‌‍‍ ‌‍‌‌‌ ‍‌​‍‌‌​ ​ ‌​‌​​‍‌‌​ ​ ‌​‌​​‍‌‌​ ​‍​ ​‍‌‍‌‍​ ‌ ​ ‌‍‌‍​ ​ ‍​‌‍‌‌‌‍‌​​ ‌​​ ​ ​ ‌​​ ‍‌​ ‍​​‍‌‌​ ​‍​ ​‍​‍‌‌​ ‌‌‌​‌​​‍ ‍‌‍‌‌‌ ‍​‌‍​ ‌‍‌‌‌ ​‍‌ ​​‌ ‌​​‍‌‍‌ ​​‌‍‌‌‌ ​‍‌ ​ ‌ ​​‌‍‌‌‌‍​ ‌ ‌​‌‍‍‌‌ ‌‍‌‍‌‌​ ‌‌ ​​‌ ‌‌‌‍​‍‌‍ ​‌‍‍‌‌ ​ ‌‍‍​‌‍‌‌‌‍‌​​‍​‍‌ ‌
Explore​​​​‌ ‍ ​‍​‍‌‍ ‌ ​‍‌‍‍‌‌‍‌ ‌‍‍‌‌‍ ‍​‍​‍​ ‍‍​‍​‍‌ ​ ‌‍​‌‌‍ ‍‌‍‍‌‌ ‌​‌ ‍‌​‍ ‍‌‍‍‌‌‍ ​‍​‍​‍ ​​‍​‍‌‍‍​‌ ​‍‌‍‌‌‌‍‌‍​‍​‍​ ‍‍​‍​‍‌‍‍​‌ ‌​‌ ‌​‌ ​​‌ ​ ​ ‍‍​‍ ​‍ ‌‍ ​​‍ ‌‌‍​‌‌‍ ‍‌‍‌​​‍ ‌‌ ​‍​‍ ‌‌‍‍​‌‍ ‌ ‌​‌‍‌‌‌‍ ​‌ ​ ​‍ ‌‌ ​ ‌ ‌​‌ ‌‌‌‍‌​‌‍‍‌‌‍ ​‍ ‍‌ ‌‍‌‍‌‌‌ ​‍‌‍​ ‌‍‌‌‌‍ ​​‍ ‍‌‍​‌‌ ​​‌ ​​​‍ ‌‍‍‌‌‍ ‍‌ ‌​‌‍‌‌‌‍ ‍‌ ‌​​‍ ‌‍‌‌‌‍‌​‌‍‍‌‌ ‌​​‍ ‌‍ ‌‌‍ ‌‍‌​‌‍‌‌​ ‌‌ ​​‌ ​‍‌‍‌‌‌ ​ ‌‍‌‌‌‍ ‍‌ ‌​‌‍​‌‌ ‌​‌‍‍‌‌‍ ‌‍ ‍​ ‍ ‌‍‍‌‌‍‌​​ ‌​ ‍‌​ ​‌​ ‌‍​ ‌‍​ ‍‌‌‍‌​‌‍​‌​ ​​​‍ ‌​ ‌‍‌‍​ ‌‍​ ‌‍​ ​‍ ‌​ ‌​​ ‍‌​ ‌​​ ‌‍​‍ ‌‌‍​‌​ ​‍​ ‌ ​ ‌​​‍ ‌‌‍​‌‌‍​ ‌‍​‍​ ‍‌‌‍​‍​ ​ ‌‍‌‌‌‍​ ​ ​ ‌‍‌​​ ‌ ‌‍​ ​ ‍ ‌ ‌​‌ ‍‌‌ ​​‌‍‌‌​ ‌‌‍‍​‌‍ ‌ ‌​‌‍‌‌‌‍ ​‌‌​ ‌‍‍‌‌ ‌​‌‍‌‌‌‌​​‌‍​‌‌‍‌ ‌‍‌‌​ ‍ ‌ ​​‌‍​‌‌ ‌​‌‍‍​​ ‌‌ ​​‌‍​‌‌‍‌ ‌‍‌‌‌​​‍‌ ‌‌‌‍‍‌‌‍ ​‌‍‌​‌‍‌‌‌ ​‍​‍‌‌​ ‌‌‌​​‍‌‌ ‌‍‍ ‌‍‌‌‌ ‍‌​‍‌‌​ ​ ‌​‌​​‍‌‌​ ​ ‌​‌​​‍‌‌​ ​‍​ ​‍​ ‍​​ ​ ​ ‍​​ ‌ ​ ‍​​ ​‌​ ‌‍‌‍​ ‌‍‌‌​ ‌​​ ​‍‌‍​‌​‍‌‌​ ​‍​ ​‍​‍‌‌​ ‌‌‌​‌​​‍ ‍‌‍​ ‌‍ ‌‍ ‍‌ ‌​‌‍‌‌‌‍ ‍‌ ‌​​‍‌‌​ ‌‌‌​​‍‌‌ ‌‍‍ ‌‍‌‌‌ ‍‌​‍‌‌​ ​ ‌​‌​​‍‌‌​ ​ ‌​‌​​‍‌‌​ ​‍​ ​‍‌‍‌‍​ ‌ ​ ‌‍‌‍​ ​ ‍​‌‍‌‌‌‍‌​​ ‌​​ ​ ​ ‌​​ ‍‌​ ‍​​‍‌‌​ ​‍​ ​‍​‍‌‌​ ‌‌‌​‌​​‍ ‍‌ ​​‌ ​‍‌‍‍‌‌‍ ‌‌‍​‌‌ ​‍‌ ‍‌‌​​ ‌ ‌​‌‍​‌​‍ ‍‌‍ ​‌‍​‌‌‍​‍‌‍‌‌‌‍ ​​ ‌‍​‍‌‍​‌‌ ​ ‌‍‌‌‌‌‌‌‌ ​‍‌‍ ​​ ‌‌‍‍​‌ ‌​‌ ‌​‌ ​​‌ ​ ​‍‌‌​ ​ ‌​​‌​‍‌‌​ ​‍‌​‌‍​‍‌‌​ ​‍‌​‌‍‌‍ ​​‍ ‌‌‍​‌‌‍ ‍‌‍‌​​‍ ‌‌ ​‍​‍ ‌‌‍‍​‌‍ ‌ ‌​‌‍‌‌‌‍ ​‌ ​ ​‍ ‌‌ ​ ‌ ‌​‌ ‌‌‌‍‌​‌‍‍‌‌‍ ​‍ ‍‌ ‌‍‌‍‌‌‌ ​‍‌‍​ ‌‍‌‌‌‍ ​​‍ ‍‌‍​‌‌ ​​‌ ​​​‍‌‍‌‍‍‌‌‍‌​​ ‌​ ‍‌​ ​‌​ ‌‍​ ‌‍​ ‍‌‌‍‌​‌‍​‌​ ​​​‍ ‌​ ‌‍‌‍​ ‌‍​ ‌‍​ ​‍ ‌​ ‌​​ ‍‌​ ‌​​ ‌‍​‍ ‌‌‍​‌​ ​‍​ ‌ ​ ‌​​‍ ‌‌‍​‌‌‍​ ‌‍​‍​ ‍‌‌‍​‍​ ​ ‌‍‌‌‌‍​ ​ ​ ‌‍‌​​ ‌ ‌‍​ ​‍‌‍‌ ‌​‌ ‍‌‌ ​​‌‍‌‌​ ‌‌‍‍​‌‍ ‌ ‌​‌‍‌‌‌‍ ​‌‌​ ‌‍‍‌‌ ‌​‌‍‌‌‌‌​​‌‍​‌‌‍‌ ‌‍‌‌​‍‌‍‌ ​​‌‍​‌‌ ‌​‌‍‍​​ ‌‌ ​​‌‍​‌‌‍‌ ‌‍‌‌‌​​‍‌ ‌‌‌‍‍‌‌‍ ​‌‍‌​‌‍‌‌‌ ​‍​‍‌‌​ ‌‌‌​​‍‌‌ ‌‍‍ ‌‍‌‌‌ ‍‌​‍‌‌​ ​ ‌​‌​​‍‌‌​ ​ ‌​‌​​‍‌‌​ ​‍​ ​‍​ ‍​​ ​ ​ ‍​​ ‌ ​ ‍​​ ​‌​ ‌‍‌‍​ ‌‍‌‌​ ‌​​ ​‍‌‍​‌​‍‌‌​ ​‍​ ​‍​‍‌‌​ ‌‌‌​‌​​‍ ‍‌‍​ ‌‍ ‌‍ ‍‌ ‌​‌‍‌‌‌‍ ‍‌ ‌​​‍‌‌​ ‌‌‌​​‍‌‌ ‌‍‍ ‌‍‌‌‌ ‍‌​‍‌‌​ ​ ‌​‌​​‍‌‌​ ​ ‌​‌​​‍‌‌​ ​‍​ ​‍‌‍‌‍​ ‌ ​ ‌‍‌‍​ ​ ‍​‌‍‌‌‌‍‌​​ ‌​​ ​ ​ ‌​​ ‍‌​ ‍​​‍‌‌​ ​‍​ ​‍​‍‌‌​ ‌‌‌​‌​​‍ ‍‌ ​​‌ ​‍‌‍‍‌‌‍ ‌‌‍​‌‌ ​‍‌ ‍‌‌​​ ‌ ‌​‌‍​‌​‍ ‍‌‍ ​‌‍​‌‌‍​‍‌‍‌‌‌‍ ​​‍‌‍‌ ​​‌‍‌‌‌ ​‍‌ ​ ‌ ​​‌‍‌‌‌‍​ ‌ ‌​‌‍‍‌‌ ‌‍‌‍‌‌​ ‌‌ ​​‌ ‌‌‌‍​‍‌‍ ​‌‍‍‌‌ ​ ‌‍‍​‌‍‌‌‌‍‌​​‍​‍‌ ‌Book Now​​​​‌ ‍ ​‍​‍‌‍ ‌ ​‍‌‍‍‌‌‍‌ ‌‍‍‌‌‍ ‍​‍​‍​ ‍‍​‍​‍‌ ​ ‌‍​‌‌‍ ‍‌‍‍‌‌ ‌​‌ ‍‌​‍ ‍‌‍‍‌‌‍ ​‍​‍​‍ ​​‍​‍‌‍‍​‌ ​‍‌‍‌‌‌‍‌‍​‍​‍​ ‍‍​‍​‍‌‍‍​‌ ‌​‌ ‌​‌ ​​‌ ​ ​ ‍‍​‍ ​‍ ‌‍ ​​‍ ‌‌‍​‌‌‍ ‍‌‍‌​​‍ ‌‌ ​‍​‍ ‌‌‍‍​‌‍ ‌ ‌​‌‍‌‌‌‍ ​‌ ​ ​‍ ‌‌ ​ ‌ ‌​‌ ‌‌‌‍‌​‌‍‍‌‌‍ ​‍ ‍‌ ‌‍‌‍‌‌‌ ​‍‌‍​ ‌‍‌‌‌‍ ​​‍ ‍‌‍​‌‌ ​​‌ ​​​‍ ‌‍‍‌‌‍ ‍‌ ‌​‌‍‌‌‌‍ ‍‌ ‌​​‍ ‌‍‌‌‌‍‌​‌‍‍‌‌ ‌​​‍ ‌‍ ‌‌‍ ‌‍‌​‌‍‌‌​ ‌‌ ​​‌ ​‍‌‍‌‌‌ ​ ‌‍‌‌‌‍ ‍‌ ‌​‌‍​‌‌ ‌​‌‍‍‌‌‍ ‌‍ ‍​ ‍ ‌‍‍‌‌‍‌​​ ‌​ ‍‌​ ​‌​ ‌‍​ ‌‍​ ‍‌‌‍‌​‌‍​‌​ ​​​‍ ‌​ ‌‍‌‍​ ‌‍​ ‌‍​ ​‍ ‌​ ‌​​ ‍‌​ ‌​​ ‌‍​‍ ‌‌‍​‌​ ​‍​ ‌ ​ ‌​​‍ ‌‌‍​‌‌‍​ ‌‍​‍​ ‍‌‌‍​‍​ ​ ‌‍‌‌‌‍​ ​ ​ ‌‍‌​​ ‌ ‌‍​ ​ ‍ ‌ ‌​‌ ‍‌‌ ​​‌‍‌‌​ ‌‌‍‍​‌‍ ‌ ‌​‌‍‌‌‌‍ ​‌‌​ ‌‍‍‌‌ ‌​‌‍‌‌‌‌​​‌‍​‌‌‍‌ ‌‍‌‌​ ‍ ‌ ​​‌‍​‌‌ ‌​‌‍‍​​ ‌‌ ​​‌‍​‌‌‍‌ ‌‍‌‌‌​​‍‌ ‌‌‌‍‍‌‌‍ ​‌‍‌​‌‍‌‌‌ ​‍​‍‌‌​ ‌‌‌​​‍‌‌ ‌‍‍ ‌‍‌‌‌ ‍‌​‍‌‌​ ​ ‌​‌​​‍‌‌​ ​ ‌​‌​​‍‌‌​ ​‍​ ​‍​ ‍​​ ​ ​ ‍​​ ‌ ​ ‍​​ ​‌​ ‌‍‌‍​ ‌‍‌‌​ ‌​​ ​‍‌‍​‌​‍‌‌​ ​‍​ ​‍​‍‌‌​ ‌‌‌​‌​​‍ ‍‌‍​ ‌‍ ‌‍ ‍‌ ‌​‌‍‌‌‌‍ ‍‌ ‌​​‍‌‌​ ‌‌‌​​‍‌‌ ‌‍‍ ‌‍‌‌‌ ‍‌​‍‌‌​ ​ ‌​‌​​‍‌‌​ ​ ‌​‌​​‍‌‌​ ​‍​ ​‍‌‍‌‍​ ‌ ​ ‌‍‌‍​ ​ ‍​‌‍‌‌‌‍‌​​ ‌​​ ​ ​ ‌​​ ‍‌​ ‍​​‍‌‌​ ​‍​ ​‍​‍‌‌​ ‌‌‌​‌​​‍ ‍‌ ​ ‌‍‌‌‌‍​ ‌‍ ‌‍ ‍‌‍‌​‌‍​‌‌ ​‍‌ ‍‌‌​​ ‌ ‌​‌‍​‌​‍ ‍‌‍ ​‌‍​‌‌‍​‍‌‍‌‌‌‍ ​​ ‌‍​‍‌‍​‌‌ ​ ‌‍‌‌‌‌‌‌‌ ​‍‌‍ ​​ ‌‌‍‍​‌ ‌​‌ ‌​‌ ​​‌ ​ ​‍‌‌​ ​ ‌​​‌​‍‌‌​ ​‍‌​‌‍​‍‌‌​ ​‍‌​‌‍‌‍ ​​‍ ‌‌‍​‌‌‍ ‍‌‍‌​​‍ ‌‌ ​‍​‍ ‌‌‍‍​‌‍ ‌ ‌​‌‍‌‌‌‍ ​‌ ​ ​‍ ‌‌ ​ ‌ ‌​‌ ‌‌‌‍‌​‌‍‍‌‌‍ ​‍ ‍‌ ‌‍‌‍‌‌‌ ​‍‌‍​ ‌‍‌‌‌‍ ​​‍ ‍‌‍​‌‌ ​​‌ ​​​‍‌‍‌‍‍‌‌‍‌​​ ‌​ ‍‌​ ​‌​ ‌‍​ ‌‍​ ‍‌‌‍‌​‌‍​‌​ ​​​‍ ‌​ ‌‍‌‍​ ‌‍​ ‌‍​ ​‍ ‌​ ‌​​ ‍‌​ ‌​​ ‌‍​‍ ‌‌‍​‌​ ​‍​ ‌ ​ ‌​​‍ ‌‌‍​‌‌‍​ ‌‍​‍​ ‍‌‌‍​‍​ ​ ‌‍‌‌‌‍​ ​ ​ ‌‍‌​​ ‌ ‌‍​ ​‍‌‍‌ ‌​‌ ‍‌‌ ​​‌‍‌‌​ ‌‌‍‍​‌‍ ‌ ‌​‌‍‌‌‌‍ ​‌‌​ ‌‍‍‌‌ ‌​‌‍‌‌‌‌​​‌‍​‌‌‍‌ ‌‍‌‌​‍‌‍‌ ​​‌‍​‌‌ ‌​‌‍‍​​ ‌‌ ​​‌‍​‌‌‍‌ ‌‍‌‌‌​​‍‌ ‌‌‌‍‍‌‌‍ ​‌‍‌​‌‍‌‌‌ ​‍​‍‌‌​ ‌‌‌​​‍‌‌ ‌‍‍ ‌‍‌‌‌ ‍‌​‍‌‌​ ​ ‌​‌​​‍‌‌​ ​ ‌​‌​​‍‌‌​ ​‍​ ​‍​ ‍​​ ​ ​ ‍​​ ‌ ​ ‍​​ ​‌​ ‌‍‌‍​ ‌‍‌‌​ ‌​​ ​‍‌‍​‌​‍‌‌​ ​‍​ ​‍​‍‌‌​ ‌‌‌​‌​​‍ ‍‌‍​ ‌‍ ‌‍ ‍‌ ‌​‌‍‌‌‌‍ ‍‌ ‌​​‍‌‌​ ‌‌‌​​‍‌‌ ‌‍‍ ‌‍‌‌‌ ‍‌​‍‌‌​ ​ ‌​‌​​‍‌‌​ ​ ‌​‌​​‍‌‌​ ​‍​ ​‍‌‍‌‍​ ‌ ​ ‌‍‌‍​ ​ ‍​‌‍‌‌‌‍‌​​ ‌​​ ​ ​ ‌​​ ‍‌​ ‍​​‍‌‌​ ​‍​ ​‍​‍‌‌​ ‌‌‌​‌​​‍ ‍‌ ​ ‌‍‌‌‌‍​ ‌‍ ‌‍ ‍‌‍‌​‌‍​‌‌ ​‍‌ ‍‌‌​​ ‌ ‌​‌‍​‌​‍ ‍‌‍ ​‌‍​‌‌‍​‍‌‍‌‌‌‍ ​​‍‌‍‌ ​​‌‍‌‌‌ ​‍‌ ​ ‌ ​​‌‍‌‌‌‍​ ‌ ‌​‌‍‍‌‌ ‌‍‌‍‌‌​ ‌‌ ​​‌ ‌‌‌‍​‍‌‍ ​‌‍‍‌‌ ​ ‌‍‍​‌‍‌‌‌‍‌​​‍​‍‌ ‌
Open The Wellness Reset​​​​‌ ‍ ​‍​‍‌‍ ‌ ​‍‌‍‍‌‌‍‌ ‌‍‍‌‌‍ ‍​‍​‍​ ‍‍​‍​‍‌ ​ ‌‍​‌‌‍ ‍‌‍‍‌‌ ‌​‌ ‍‌​‍ ‍‌‍‍‌‌‍ ​‍​‍​‍ ​​‍​‍‌‍‍​‌ ​‍‌‍‌‌‌‍‌‍​‍​‍​ ‍‍​‍​‍‌‍‍​‌ ‌​‌ ‌​‌ ​​‌ ​ ​ ‍‍​‍ ​‍ ‌‍ ​​‍ ‌‌‍​‌‌‍ ‍‌‍‌​​‍ ‌‌ ​‍​‍ ‌‌‍‍​‌‍ ‌ ‌​‌‍‌‌‌‍ ​‌ ​ ​‍ ‌‌ ​ ‌ ‌​‌ ‌‌‌‍‌​‌‍‍‌‌‍ ​‍ ‍‌ ‌‍‌‍‌‌‌ ​‍‌‍​ ‌‍‌‌‌‍ ​​‍ ‍‌‍​‌‌ ​​‌ ​​​‍ ‌‍‍‌‌‍ ‍‌ ‌​‌‍‌‌‌‍ ‍‌ ‌​​‍ ‌‍‌‌‌‍‌​‌‍‍‌‌ ‌​​‍ ‌‍ ‌‌‍ ‌‍‌​‌‍‌‌​ ‌‌ ​​‌ ​‍‌‍‌‌‌ ​ ‌‍‌‌‌‍ ‍‌ ‌​‌‍​‌‌ ‌​‌‍‍‌‌‍ ‌‍ ‍​ ‍ ‌‍‍‌‌‍‌​​ ‌​ ‍‌​ ​‌​ ‌‍​ ‌‍​ ‍‌‌‍‌​‌‍​‌​ ​​​‍ ‌​ ‌‍‌‍​ ‌‍​ ‌‍​ ​‍ ‌​ ‌​​ ‍‌​ ‌​​ ‌‍​‍ ‌‌‍​‌​ ​‍​ ‌ ​ ‌​​‍ ‌‌‍​‌‌‍​ ‌‍​‍​ ‍‌‌‍​‍​ ​ ‌‍‌‌‌‍​ ​ ​ ‌‍‌​​ ‌ ‌‍​ ​ ‍ ‌ ‌​‌ ‍‌‌ ​​‌‍‌‌​ ‌‌‍‍​‌‍ ‌ ‌​‌‍‌‌‌‍ ​‌‌​ ‌‍‍‌‌ ‌​‌‍‌‌‌‌​​‌‍​‌‌‍‌ ‌‍‌‌​ ‍ ‌ ​​‌‍​‌‌ ‌​‌‍‍​​ ‌‌ ​​‌‍​‌‌‍‌ ‌‍‌‌‌​​‍‌ ‌‌‌‍‍‌‌‍ ​‌‍‌​‌‍‌‌‌ ​‍​‍‌‌​ ‌‌‌​​‍‌‌ ‌‍‍ ‌‍‌‌‌ ‍‌​‍‌‌​ ​ ‌​‌​​‍‌‌​ ​ ‌​‌​​‍‌‌​ ​‍​ ​‍​ ‍​​ ​ ​ ‍​​ ‌ ​ ‍​​ ​‌​ ‌‍‌‍​ ‌‍‌‌​ ‌​​ ​‍‌‍​‌​‍‌‌​ ​‍​ ​‍​‍‌‌​ ‌‌‌​‌​​‍ ‍‌‍​ ‌‍ ‌‍ ‍‌ ‌​‌‍‌‌‌‍ ‍‌ ‌​​‍‌‌​ ‌‌‌​​‍‌‌ ‌‍‍ ‌‍‌‌‌ ‍‌​‍‌‌​ ​ ‌​‌​​‍‌‌​ ​ ‌​‌​​‍‌‌​ ​‍​ ​‍​ ‌ ‌‍‌‍​ ‌ ​ ​ ​ ‌​​ ‌​​ ‌‍​ ‍​​ ‍​​ ‍​​ ​‌​ ‌‌​‍‌‌​ ​‍​ ​‍​‍‌‌​ ‌‌‌​‌​​‍ ‍‌ ‌​‌‍‍‌‌ ‌​‌‍ ​‌‍‌‌​ ‌‍​‍‌‍​‌‌ ​ ‌‍‌‌‌‌‌‌‌ ​‍‌‍ ​​ ‌‌‍‍​‌ ‌​‌ ‌​‌ ​​‌ ​ ​‍‌‌​ ​ ‌​​‌​‍‌‌​ ​‍‌​‌‍​‍‌‌​ ​‍‌​‌‍‌‍ ​​‍ ‌‌‍​‌‌‍ ‍‌‍‌​​‍ ‌‌ ​‍​‍ ‌‌‍‍​‌‍ ‌ ‌​‌‍‌‌‌‍ ​‌ ​ ​‍ ‌‌ ​ ‌ ‌​‌ ‌‌‌‍‌​‌‍‍‌‌‍ ​‍ ‍‌ ‌‍‌‍‌‌‌ ​‍‌‍​ ‌‍‌‌‌‍ ​​‍ ‍‌‍​‌‌ ​​‌ ​​​‍‌‍‌‍‍‌‌‍‌​​ ‌​ ‍‌​ ​‌​ ‌‍​ ‌‍​ ‍‌‌‍‌​‌‍​‌​ ​​​‍ ‌​ ‌‍‌‍​ ‌‍​ ‌‍​ ​‍ ‌​ ‌​​ ‍‌​ ‌​​ ‌‍​‍ ‌‌‍​‌​ ​‍​ ‌ ​ ‌​​‍ ‌‌‍​‌‌‍​ ‌‍​‍​ ‍‌‌‍​‍​ ​ ‌‍‌‌‌‍​ ​ ​ ‌‍‌​​ ‌ ‌‍​ ​‍‌‍‌ ‌​‌ ‍‌‌ ​​‌‍‌‌​ ‌‌‍‍​‌‍ ‌ ‌​‌‍‌‌‌‍ ​‌‌​ ‌‍‍‌‌ ‌​‌‍‌‌‌‌​​‌‍​‌‌‍‌ ‌‍‌‌​‍‌‍‌ ​​‌‍​‌‌ ‌​‌‍‍​​ ‌‌ ​​‌‍​‌‌‍‌ ‌‍‌‌‌​​‍‌ ‌‌‌‍‍‌‌‍ ​‌‍‌​‌‍‌‌‌ ​‍​‍‌‌​ ‌‌‌​​‍‌‌ ‌‍‍ ‌‍‌‌‌ ‍‌​‍‌‌​ ​ ‌​‌​​‍‌‌​ ​ ‌​‌​​‍‌‌​ ​‍​ ​‍​ ‍​​ ​ ​ ‍​​ ‌ ​ ‍​​ ​‌​ ‌‍‌‍​ ‌‍‌‌​ ‌​​ ​‍‌‍​‌​‍‌‌​ ​‍​ ​‍​‍‌‌​ ‌‌‌​‌​​‍ ‍‌‍​ ‌‍ ‌‍ ‍‌ ‌​‌‍‌‌‌‍ ‍‌ ‌​​‍‌‌​ ‌‌‌​​‍‌‌ ‌‍‍ ‌‍‌‌‌ ‍‌​‍‌‌​ ​ ‌​‌​​‍‌‌​ ​ ‌​‌​​‍‌‌​ ​‍​ ​‍​ ‌ ‌‍‌‍​ ‌ ​ ​ ​ ‌​​ ‌​​ ‌‍​ ‍​​ ‍​​ ‍​​ ​‌​ ‌‌​‍‌‌​ ​‍​ ​‍​‍‌‌​ ‌‌‌​‌​​‍ ‍‌ ‌​‌‍‍‌‌ ‌​‌‍ ​‌‍‌‌​‍‌‍‌ ​​‌‍‌‌‌ ​‍‌ ​ ‌ ​​‌‍‌‌‌‍​ ‌ ‌​‌‍‍‌‌ ‌‍‌‍‌‌​ ‌‌ ​​‌ ‌‌‌‍​‍‌‍ ​‌‍‍‌‌ ​ ‌‍‍​‌‍‌‌‌‍‌​​‍​‍‌ ‌
The Wellness Reset​​​​‌ ‍ ​‍​‍‌‍ ‌ ​‍‌‍‍‌‌‍‌ ‌‍‍‌‌‍ ‍​‍​‍​ ‍‍​‍​‍‌ ​ ‌‍​‌‌‍ ‍‌‍‍‌‌ ‌​‌ ‍‌​‍ ‍‌‍‍‌‌‍ ​‍​‍​‍ ​​‍​‍‌‍‍​‌ ​‍‌‍‌‌‌‍‌‍​‍​‍​ ‍‍​‍​‍‌‍‍​‌ ‌​‌ ‌​‌ ​​‌ ​ ​ ‍‍​‍ ​‍ ‌‍ ​​‍ ‌‌‍​‌‌‍ ‍‌‍‌​​‍ ‌‌ ​‍​‍ ‌‌‍‍​‌‍ ‌ ‌​‌‍‌‌‌‍ ​‌ ​ ​‍ ‌‌ ​ ‌ ‌​‌ ‌‌‌‍‌​‌‍‍‌‌‍ ​‍ ‍‌ ‌‍‌‍‌‌‌ ​‍‌‍​ ‌‍‌‌‌‍ ​​‍ ‍‌‍​‌‌ ​​‌ ​​​‍ ‌‍‍‌‌‍ ‍‌ ‌​‌‍‌‌‌‍ ‍‌ ‌​​‍ ‌‍‌‌‌‍‌​‌‍‍‌‌ ‌​​‍ ‌‍ ‌‌‍ ‌‍‌​‌‍‌‌​ ‌‌ ​​‌ ​‍‌‍‌‌‌ ​ ‌‍‌‌‌‍ ‍‌ ‌​‌‍​‌‌ ‌​‌‍‍‌‌‍ ‌‍ ‍​ ‍ ‌‍‍‌‌‍‌​​ ‌​ ‍‌​ ​‌​ ‌‍​ ‌‍​ ‍‌‌‍‌​‌‍​‌​ ​​​‍ ‌​ ‌‍‌‍​ ‌‍​ ‌‍​ ​‍ ‌​ ‌​​ ‍‌​ ‌​​ ‌‍​‍ ‌‌‍​‌​ ​‍​ ‌ ​ ‌​​‍ ‌‌‍​‌‌‍​ ‌‍​‍​ ‍‌‌‍​‍​ ​ ‌‍‌‌‌‍​ ​ ​ ‌‍‌​​ ‌ ‌‍​ ​ ‍ ‌ ‌​‌ ‍‌‌ ​​‌‍‌‌​ ‌‌‍‍​‌‍ ‌ ‌​‌‍‌‌‌‍ ​‌‌​ ‌‍‍‌‌ ‌​‌‍‌‌‌‌​​‌‍​‌‌‍‌ ‌‍‌‌​ ‍ ‌ ​​‌‍​‌‌ ‌​‌‍‍​​ ‌‌ ​​‌‍​‌‌‍‌ ‌‍‌‌‌​​‍‌ ‌‌‌‍‍‌‌‍ ​‌‍‌​‌‍‌‌‌ ​‍​‍‌‌​ ‌‌‌​​‍‌‌ ‌‍‍ ‌‍‌‌‌ ‍‌​‍‌‌​ ​ ‌​‌​​‍‌‌​ ​ ‌​‌​​‍‌‌​ ​‍​ ​‍​ ‍​​ ​ ​ ‍​​ ‌ ​ ‍​​ ​‌​ ‌‍‌‍​ ‌‍‌‌​ ‌​​ ​‍‌‍​‌​‍‌‌​ ​‍​ ​‍​‍‌‌​ ‌‌‌​‌​​‍ ‍‌‍​ ‌‍ ‌‍ ‍‌ ‌​‌‍‌‌‌‍ ‍‌ ‌​​‍‌‌​ ‌‌‌​​‍‌‌ ‌‍‍ ‌‍‌‌‌ ‍‌​‍‌‌​ ​ ‌​‌​​‍‌‌​ ​ ‌​‌​​‍‌‌​ ​‍​ ​‍​ ‌ ‌‍‌‍​ ‌ ​ ​ ​ ‌​​ ‌​​ ‌‍​ ‍​​ ‍​​ ‍​​ ​‌​ ‌‌​‍‌‌​ ​‍​ ​‍​‍‌‌​ ‌‌‌​‌​​‍ ‍‌ ‌​‌‍‍‌‌ ‌​‌‍ ​‌‍‌‌​ ‌‍​‍‌‍​‌‌ ​ ‌‍‌‌‌‌‌‌‌ ​‍‌‍ ​​ ‌‌‍‍​‌ ‌​‌ ‌​‌ ​​‌ ​ ​‍‌‌​ ​ ‌​​‌​‍‌‌​ ​‍‌​‌‍​‍‌‌​ ​‍‌​‌‍‌‍ ​​‍ ‌‌‍​‌‌‍ ‍‌‍‌​​‍ ‌‌ ​‍​‍ ‌‌‍‍​‌‍ ‌ ‌​‌‍‌‌‌‍ ​‌ ​ ​‍ ‌‌ ​ ‌ ‌​‌ ‌‌‌‍‌​‌‍‍‌‌‍ ​‍ ‍‌ ‌‍‌‍‌‌‌ ​‍‌‍​ ‌‍‌‌‌‍ ​​‍ ‍‌‍​‌‌ ​​‌ ​​​‍‌‍‌‍‍‌‌‍‌​​ ‌​ ‍‌​ ​‌​ ‌‍​ ‌‍​ ‍‌‌‍‌​‌‍​‌​ ​​​‍ ‌​ ‌‍‌‍​ ‌‍​ ‌‍​ ​‍ ‌​ ‌​​ ‍‌​ ‌​​ ‌‍​‍ ‌‌‍​‌​ ​‍​ ‌ ​ ‌​​‍ ‌‌‍​‌‌‍​ ‌‍​‍​ ‍‌‌‍​‍​ ​ ‌‍‌‌‌‍​ ​ ​ ‌‍‌​​ ‌ ‌‍​ ​‍‌‍‌ ‌​‌ ‍‌‌ ​​‌‍‌‌​ ‌‌‍‍​‌‍ ‌ ‌​‌‍‌‌‌‍ ​‌‌​ ‌‍‍‌‌ ‌​‌‍‌‌‌‌​​‌‍​‌‌‍‌ ‌‍‌‌​‍‌‍‌ ​​‌‍​‌‌ ‌​‌‍‍​​ ‌‌ ​​‌‍​‌‌‍‌ ‌‍‌‌‌​​‍‌ ‌‌‌‍‍‌‌‍ ​‌‍‌​‌‍‌‌‌ ​‍​‍‌‌​ ‌‌‌​​‍‌‌ ‌‍‍ ‌‍‌‌‌ ‍‌​‍‌‌​ ​ ‌​‌​​‍‌‌​ ​ ‌​‌​​‍‌‌​ ​‍​ ​‍​ ‍​​ ​ ​ ‍​​ ‌ ​ ‍​​ ​‌​ ‌‍‌‍​ ‌‍‌‌​ ‌​​ ​‍‌‍​‌​‍‌‌​ ​‍​ ​‍​‍‌‌​ ‌‌‌​‌​​‍ ‍‌‍​ ‌‍ ‌‍ ‍‌ ‌​‌‍‌‌‌‍ ‍‌ ‌​​‍‌‌​ ‌‌‌​​‍‌‌ ‌‍‍ ‌‍‌‌‌ ‍‌​‍‌‌​ ​ ‌​‌​​‍‌‌​ ​ ‌​‌​​‍‌‌​ ​‍​ ​‍​ ‌ ‌‍‌‍​ ‌ ​ ​ ​ ‌​​ ‌​​ ‌‍​ ‍​​ ‍​​ ‍​​ ​‌​ ‌‌​‍‌‌​ ​‍​ ​‍​‍‌‌​ ‌‌‌​‌​​‍ ‍‌ ‌​‌‍‍‌‌ ‌​‌‍ ​‌‍‌‌​‍‌‍‌ ​​‌‍‌‌‌ ​‍‌ ​ ‌ ​​‌‍‌‌‌‍​ ‌ ‌​‌‍‍‌‌ ‌‍‌‍‌‌​ ‌‌ ​​‌ ‌‌‌‍​‍‌‍ ​‌‍‍‌‌ ​ ‌‍‍​‌‍‌‌‌‍‌​​‍​‍‌ ‌